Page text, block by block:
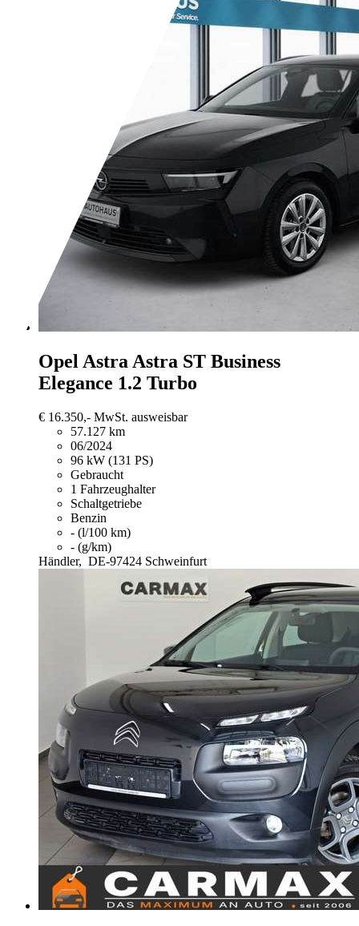
Opel Astra Astra ST Business
Elegance 1.2 Turbo
€ 16.350,- MwSt. ausweisbar
57.127 km
06/2024
96 kW (131 PS)
Gebraucht
1 Fahrzeughalter
Schaltgetriebe
Benzin
- (l/100 km)
- (g/km)
Händler, DE-97424 Schweinfurt